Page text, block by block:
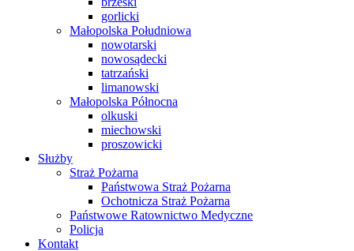
gorlicki
Małopolska Południowa
nowotarski
nowosądecki
tatrzański
limanowski
Małopolska Północna
olkuski
miechowski
proszowicki
Służby
Straż Pożarna
Państwowa Straż Pożarna
Ochotnicza Straż Pożarna
Państwowe Ratownictwo Medyczne
Policja
Kontakt